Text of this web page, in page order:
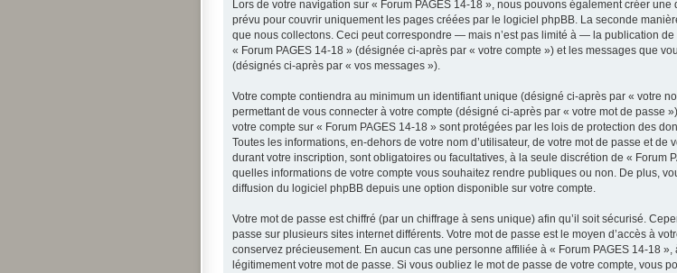
Lors de votre navigation sur « Forum PAGES 14-18 », nous pouvons également créer
prévu pour couvrir uniquement les pages créées par le logiciel phpBB. La seconde
que nous collectons. Ceci peut correspondre — mais n’est pas limité à — la publication de
« Forum PAGES 14-18 » (désignée ci-après par « votre compte ») et les messages que
(désignés ci-après par « vos messages »).
Votre compte contiendra au minimum un identifiant unique (désigné ci-après par « votre
permettant de vous connecter à votre compte (désigné ci-après par « votre mot de passe
votre compte sur « Forum PAGES 14-18 » sont protégées par les lois de protection des
Toutes les informations, en-dehors de votre nom d’utilisateur, de votre mot de passe et
durant votre inscription, sont obligatoires ou facultatives, à la seule discrétion de « Forum
quelles informations de votre compte vous souhaitez rendre publiques ou non. De plus,
diffusion du logiciel phpBB depuis une option disponible sur votre compte.
Votre mot de passe est chiffré (par un chiffrage à sens unique) afin qu’il soit sécurisé.
passe sur plusieurs sites internet différents. Votre mot de passe est le moyen d’accès à
conservez précieusement. En aucun cas une personne affiliée à « Forum PAGES 14-18
légitimement votre mot de passe. Si vous oubliez le mot de passe de votre compte, vous